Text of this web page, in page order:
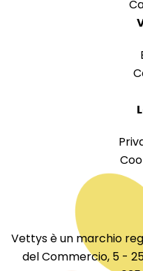
Vettys è un marchio
del Commercio, 5 -